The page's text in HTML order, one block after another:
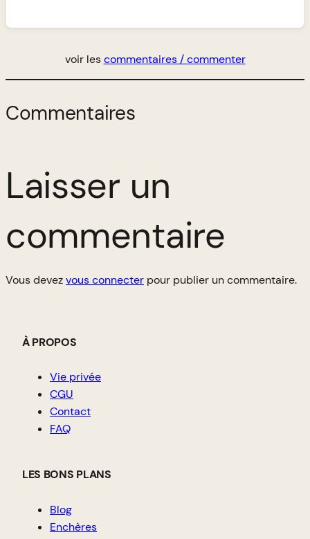
voir lescommentaires / commenter
Commentaires
Laisser un
commentaire
Vous devezvous connecter pour publier un commentaire.
À PROPOS
Vie privée
CGU
Contact
FAQ
LES BONS PLANS
Blog
Enchères